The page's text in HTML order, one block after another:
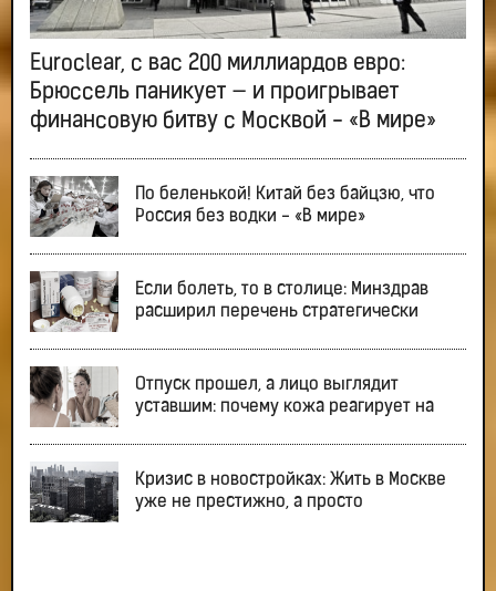
Euroclear, с вас 200 миллиардов евро:
Брюссель паникует — и проигрывает
финансовую битву с Москвой - «В мире»
По беленькой! Китай без байцзю, что
Россия без водки - «В мире»
Если болеть, то в столице: Минздрав
расширил перечень стратегически
Отпуск прошел, а лицо выглядит
уставшим: почему кожа реагирует на
Кризис в новостройках: Жить в Москве
уже не престижно, а просто